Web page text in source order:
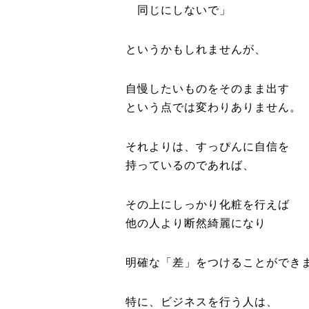
同じにしないで」
というかもしれませんが、
自慢したいものをそのまま出す
という点では変わりありません。
それよりは、すっぴんに自信を
持っているのであれば、
その上にしっかり化粧を行えば
他の人より断然綺麗になり
明確な「差」をつけることができ
特に、ビジネスを行う人は、